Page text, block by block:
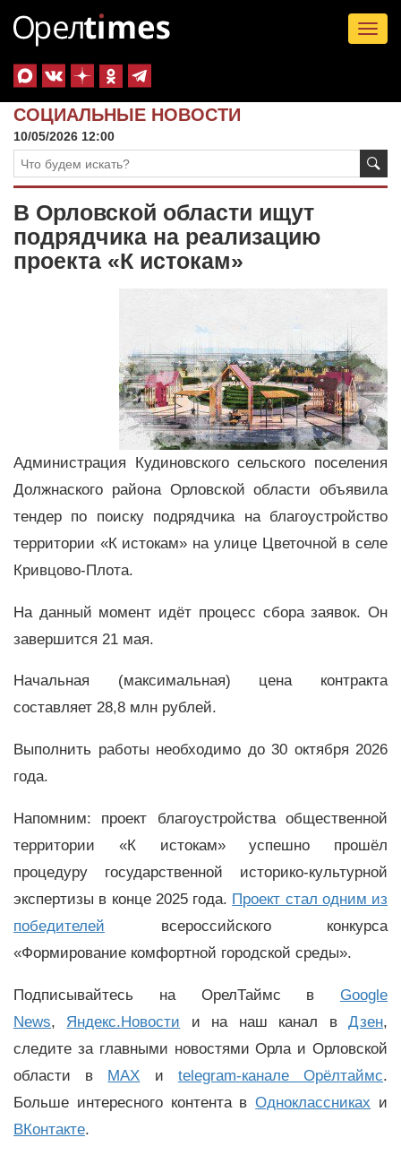
СОЦИАЛЬНЫЕ НОВОСТИ
10/05/2026 12:00
В Орловской области ищут
подрядчика на реализацию
проекта «К истокам»
Администрация Кудиновского сельского поселения
Должнаского района Орловской области объявила
тендер по поиску подрядчика на благоустройство
территории «К истокам» на улице Цветочной в селе
Кривцово-Плота.
На данный момент идёт процесс сбора заявок. Он
завершится 21 мая.
Начальная (максимальная) цена контракта
составляет 28,8 млн рублей.
Выполнить работы необходимо до 30 октября 2026
года.
Напомним: проект благоустройства общественной
территории «К истокам» успешно прошёл
процедуру государственной историко-культурной
экспертизы в конце 2025 года. Проект стал одним из
победителей всероссийского конкурса
«Формирование комфортной городской среды».
Подписывайтесь на ОрелТаймс в Google
News, Яндекс.Новости и на наш канал вДзен,
следите за главными новостями Орла и Орловской
области в MAX и telegram-канале Орёлтаймс.
Больше интересного контента вОдноклассниках и
ВКонтакте.